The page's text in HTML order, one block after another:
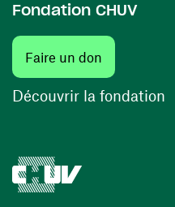
Fondation CHUV
Faire un don
Découvrir la fondation